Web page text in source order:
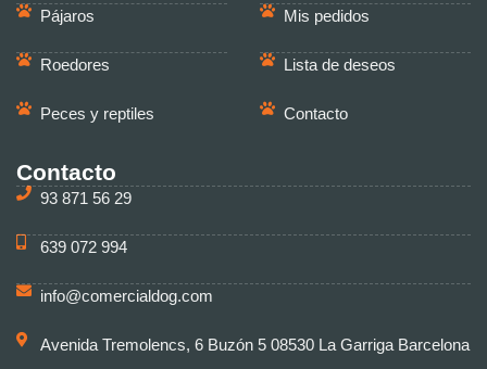
Pájaros
Roedores
Peces y reptiles
Mis pedidos
Lista de deseos
Contacto
Contacto
93 871 56 29
639 072 994
info@comercialdog.com
Avenida Tremolencs, 6 Buzón 5 08530 La Garriga Barcelona